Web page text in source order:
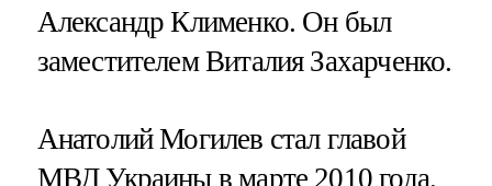
Александр Клименко. Он был
заместителем Виталия Захарченко.
Анатолий Могилев стал главой
МВД Украины в марте 2010 года.